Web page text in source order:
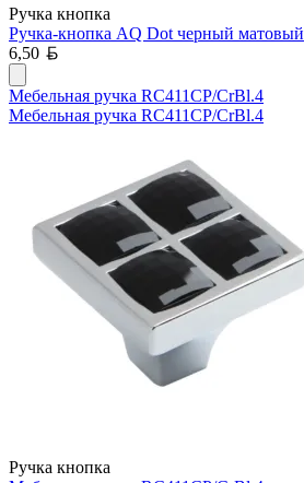
Ручка кнопка
Ручка-кнопка AQ Dot черный матовый
6,50
Мебельная ручка RC411CP/CrBl.4
Мебельная ручка RC411CP/CrBl.4
Ручка кнопка